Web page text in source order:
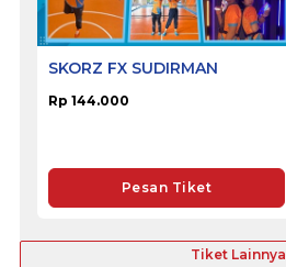
SKORZ FX SUDIRMAN
Rp 144.000
Pesan Tiket
Tiket Lainnya